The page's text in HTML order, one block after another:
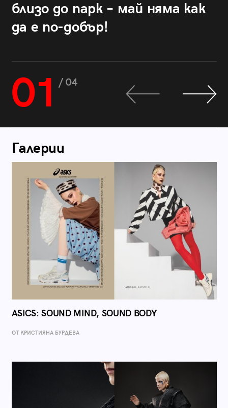
близо до парк – май няма как
да е по-добър!
01 / 04
Галерии
ASICS: SOUND MIND, SOUND BODY
ОТ КРИСТИЯНА БУРДЕВА